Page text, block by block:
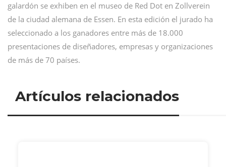
galardón se exhiben en el museo de Red Dot en Zollverein
de la ciudad alemana de Essen. En esta edición el jurado ha
seleccionado a los ganadores entre más de 18.000
presentaciones de diseñadores, empresas y organizaciones
de más de 70 países.
Artículos relacionados